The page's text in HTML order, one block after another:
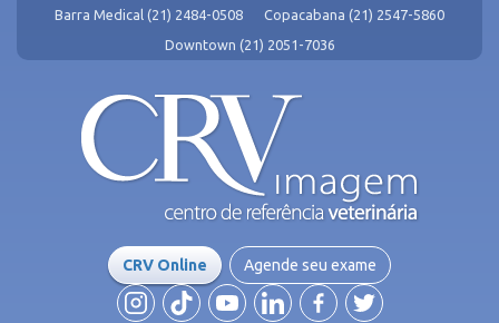
Barra Medical (21) 2484-0508
Copacabana (21) 2547-5860
Downtown (21) 2051-7036
CRV Online Agende seu exame